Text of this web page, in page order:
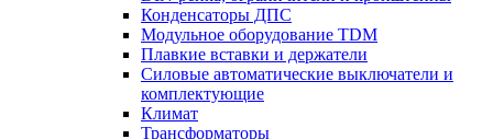
Конденсаторы ДПС
Модульное оборудование TDM
Плавкие вставки и держатели
Силовые автоматические выключатели и
комплектующие
Климат
Трансформаторы